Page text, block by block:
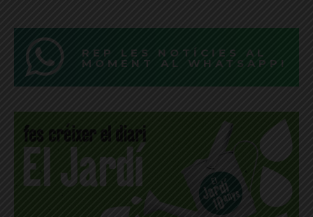
REP LES NOTÍCIES AL
MOMENT AL WHATSAPP!